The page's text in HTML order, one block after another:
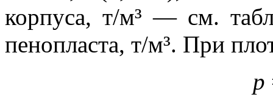
корпуса, т/м³ — см.
пенопласта, т/м³. При
p